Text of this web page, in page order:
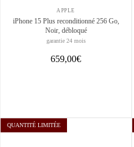
APPLE
iPhone 15 Plus reconditionné 256 Go,
Noir, débloqué
garantie 24 mois
659,00€
QUANTITÉ LIMITÉE